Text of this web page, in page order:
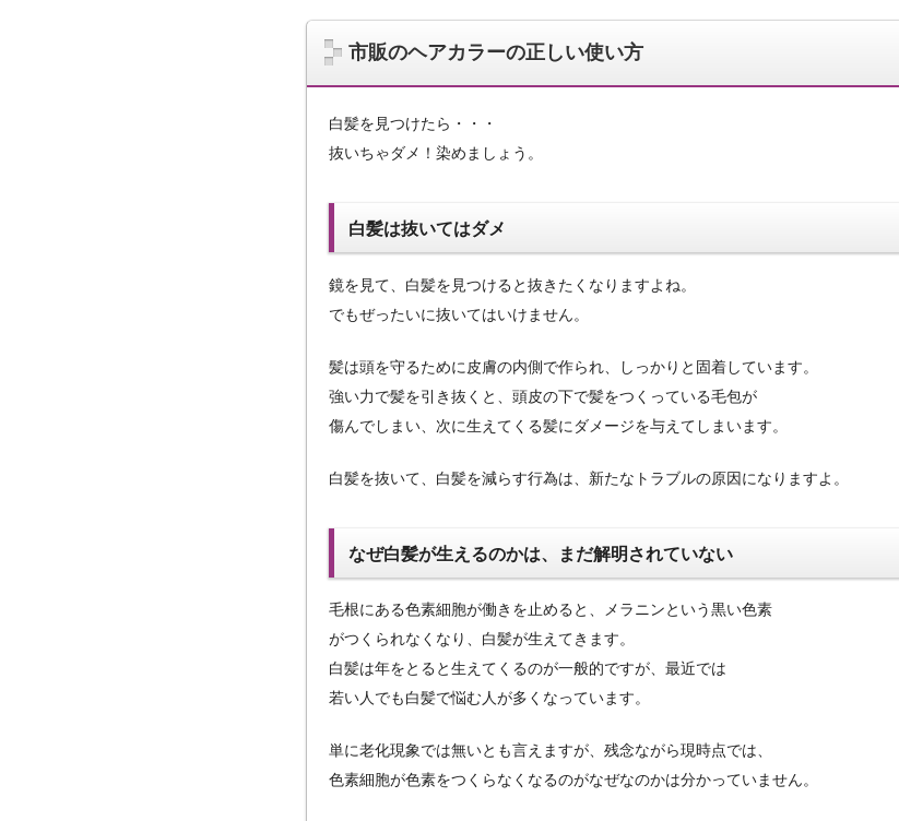
市販のヘアカラーの正しい使い方
白髪を見つけたら・・・
抜いちゃダメ！染めましょう。
白髪は抜いてはダメ
鏡を見て、白髪を見つけると抜きたくなりますよね。
でもぜったいに抜いてはいけません。
髪は頭を守るために皮膚の内側で作られ、しっかりと固着しています。
強い力で髪を引き抜くと、頭皮の下で髪をつくっている毛包が
傷んでしまい、次に生えてくる髪にダメージを与えてしまいます。
白髪を抜いて、白髪を減らす行為は、新たなトラブルの原因になりますよ。
なぜ白髪が生えるのかは、まだ解明されていない
毛根にある色素細胞が働きを止めると、メラニンという黒い色素
がつくられなくなり、白髪が生えてきます。
白髪は年をとると生えてくるのが一般的ですが、最近では
若い人でも白髪で悩む人が多くなっています。
単に老化現象では無いとも言えますが、残念ながら現時点では、
色素細胞が色素をつくらなくなるのがなぜなのかは分かっていません。